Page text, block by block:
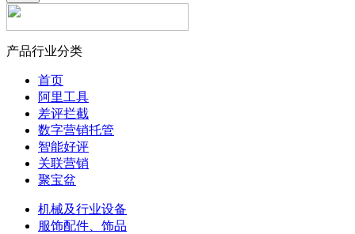
产品行业分类
首页
阿里工具
差评拦截
数字营销托管
智能好评
关联营销
聚宝盆
机械及行业设备
服饰配件、饰品